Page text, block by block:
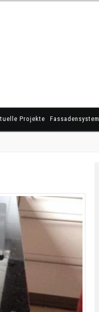
Projekte Fassadensystem